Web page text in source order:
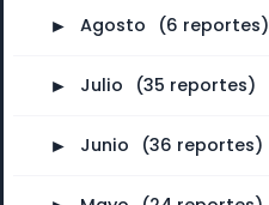
► Agosto (6 reportes)
► Julio (35 reportes)
► Junio (36 reportes)